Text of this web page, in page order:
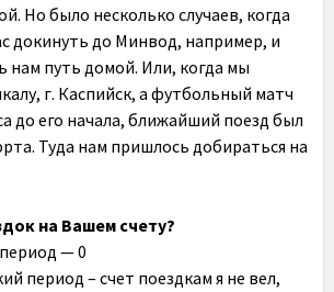
Но было несколько случаев, когда
докинуть до Минвод, например, и
нам путь домой. Или, когда мы
г. Каспийск, а футбольный матч
до его начала, ближайший поезд был
Туда нам пришлось добираться на
на Вашем счету?
— 0
период – счет поездкам я не вел,